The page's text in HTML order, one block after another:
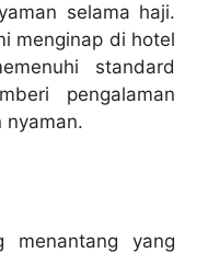
selama haji.
menginap di hotel
standard
pengalaman
nyaman.
menantang yang